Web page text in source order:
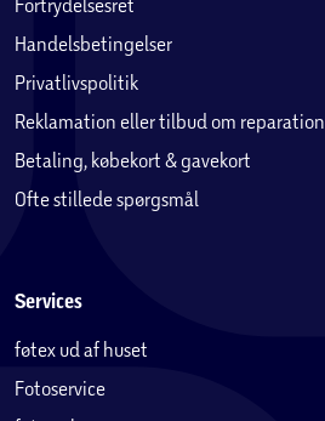
Handelsbetingelser
Privatlivspolitik
Reklamation eller tilbud om reparation
Betaling, købekort & gavekort
Ofte stillede spørgsmål
Services
føtex ud af huset
Fotoservice